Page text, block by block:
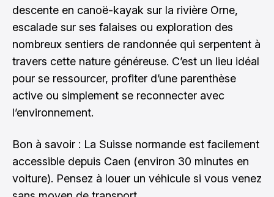
descente en canoë-kayak sur la rivière Orne,
escalade sur ses falaises ou exploration des
nombreux sentiers de randonnée qui serpentent à
travers cette nature généreuse. C’est un lieu idéal
pour se ressourcer, profiter d’une parenthèse
active ou simplement se reconnecter avec
l’environnement.
Bon à savoir : La Suisse normande est facilement
accessible depuis Caen (environ 30 minutes en
voiture). Pensez à louer un véhicule si vous venez